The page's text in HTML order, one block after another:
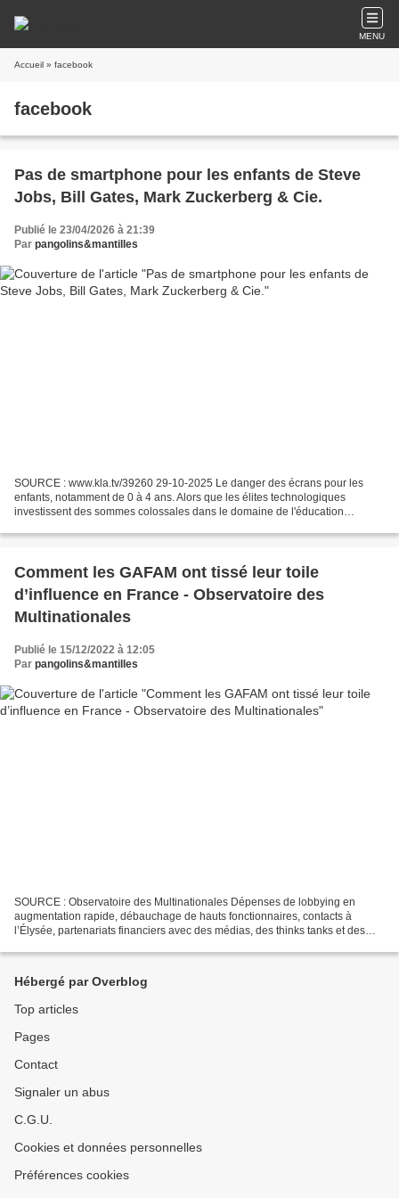
MENU
Accueil » facebook
facebook
Pas de smartphone pour les enfants de Steve
Jobs, Bill Gates, Mark Zuckerberg & Cie.
Publié le 23/04/2026 à 21:39
Par pangolins&mantilles
SOURCE : www.kla.tv/39260 29-10-2025 Le danger des écrans pour les
enfants, notamment de 0 à 4 ans. Alors que les élites technologiques
investissent des sommes colossales dans le domaine de l'éducation
Comment les GAFAM ont tissé leur toile
d’influence en France - Observatoire des
Multinationales
Publié le 15/12/2022 à 12:05
Par pangolins&mantilles
SOURCE : Observatoire des Multinationales Dépenses de lobbying en
augmentation rapide, débauchage de hauts fonctionnaires, contacts à
l’Élysée, partenariats financiers avec des médias, des thinks tanks et des
Hébergé par Overblog
Top articles
Pages
Contact
Signaler un abus
C.G.U.
Cookies et données personnelles
Préférences cookies